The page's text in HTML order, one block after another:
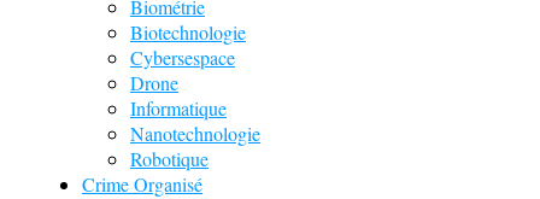
Biométrie
Biotechnologie
Cybersespace
Drone
Informatique
Nanotechnologie
Robotique
Crime Organisé